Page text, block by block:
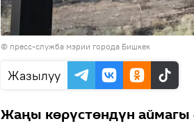
© пресс-служба мэрии города Бишкек
Жазылуу
Жаңы көрүстөндүн аймагы